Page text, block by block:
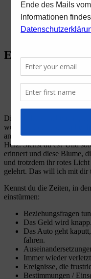
Online- Bereich
Kontakt
Impressum
Datenschutz
Erkennst du das
vonRia Rietmann
29. August 202029.
Diese Pflanze habe ich
wunderschöne rote Farbe
angezogen. Ich
Herz. Siehst du es? Und
erinnert und diese Blume,
und trotzdem ihr rotes
gelehrt. Das will ich mit dir
Kennst du die Zeiten, in
einstürmen:
Beziehungsfragen
Das Geld wird knapp.
Das Auto geht
fahren.
Immer wieder
Ereignisse, die
Bestimmungen /